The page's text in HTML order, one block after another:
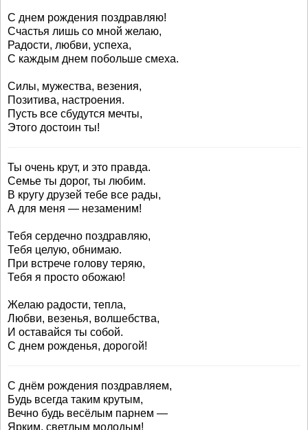
С днем рождения поздравляю!
Счастья лишь со мной желаю,
Радости, любви, успеха,
С каждым днем побольше смеха.
Силы, мужества, везения,
Позитива, настроения.
Пусть все сбудутся мечты,
Этого достоин ты!
Ты очень крут, и это правда.
Семье ты дорог, ты любим.
В кругу друзей тебе все рады,
А для меня — незаменим!
Тебя сердечно поздравляю,
Тебя целую, обнимаю.
При встрече голову теряю,
Тебя я просто обожаю!
Желаю радости, тепла,
Любви, везенья, волшебства,
И оставайся ты собой.
С днем рожденья, дорогой!
С днём рождения поздравляем,
Будь всегда таким крутым,
Вечно будь весёлым парнем —
Ярким, светлым молодым!